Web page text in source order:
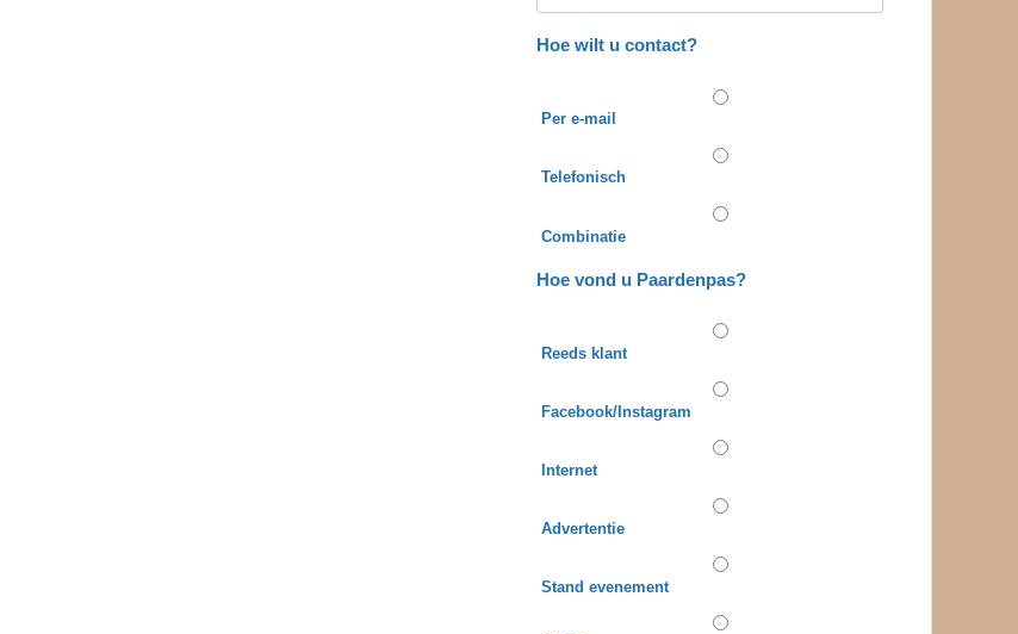
Hoe wilt u contact?
Per e-mail
Telefonisch
Combinatie
Hoe vond u Paardenpas?
Reeds klant
Facebook/Instagram
Internet
Advertentie
Stand evenement